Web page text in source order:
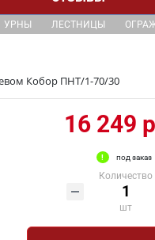
УРНЫ ЛЕСТНИЦЫ
Кобор ПНТ/1-70/30
16 249
под заказ
Количество
шт